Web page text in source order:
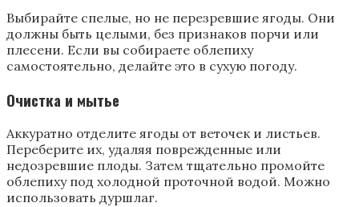
Выбирайте спелые, но не перезревшие ягоды. Они
должны быть целыми, без признаков порчи или
плесени. Если вы собираете облепиху
самостоятельно, делайте это в сухую погоду.
Очистка и мытье
Аккуратно отделите ягоды от веточек и листьев.
Переберите их, удаляя поврежденные или
недозревшие плоды. Затем тщательно промойте
облепиху под холодной проточной водой. Можно
использовать дуршлаг.